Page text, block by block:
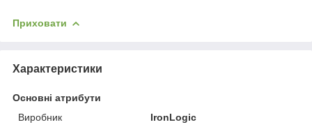
Приховати
Характеристики
Основні атрибути
Виробник
IronLogic